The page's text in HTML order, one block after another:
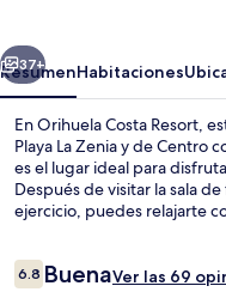
Siguiente
37+
ResumenHabitaciones
En Orihuela Costa Resort,
Playa La Zenia y de Centro
es el lugar ideal para
Después de visitar la sala
ejercicio, puedes relajarte
Opiniones
6.86.8 de 10,
BuenaVer las 69